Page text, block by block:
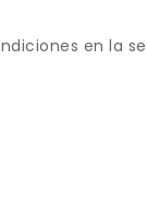
en la